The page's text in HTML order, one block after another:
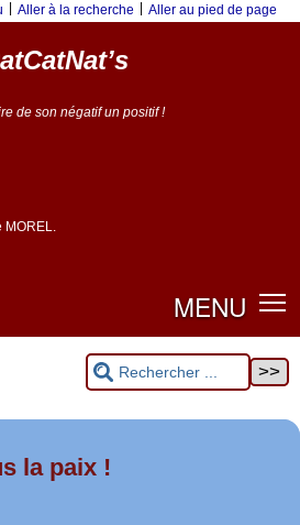
Aller à la recherche Aller au pied de page
de son négatif un positif !
MOREL.
MENU
à Saint-Nazaire
la paix !